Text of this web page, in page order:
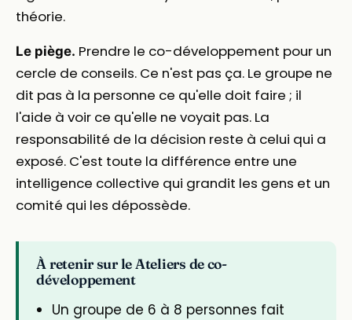
théorie.
Le piège. Prendre le co-développement pour un
cercle de conseils. Ce n'est pas ça. Le groupe ne
dit pas à la personne ce qu'elle doit faire ; il
l'aide à voir ce qu'elle ne voyait pas. La
responsabilité de la décision reste à celui qui a
exposé. C'est toute la différence entre une
intelligence collective qui grandit les gens et un
comité qui les dépossède.
À retenir sur le Ateliers de co-
développement
Un groupe de 6 à 8 personnes fait